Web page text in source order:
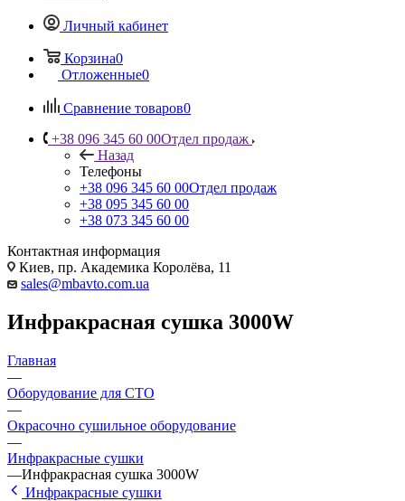
Личный кабинет
Корзина0
Отложенные0
Сравнение товаров0
+38 096 345 60 00Отдел продаж
Назад
Телефоны
+38 096 345 60 00Отдел продаж
+38 095 345 60 00
+38 073 345 60 00
Контактная информация
Киев, пр. Академика Королёва, 11
sales@mbavto.com.ua
Инфракрасная сушка 3000W
Главная
—
Оборудование для СТО
—
Окрасочно сушильное оборудование
—
Инфракрасные сушки
—Инфракрасная сушка 3000W
Инфракрасные сушки